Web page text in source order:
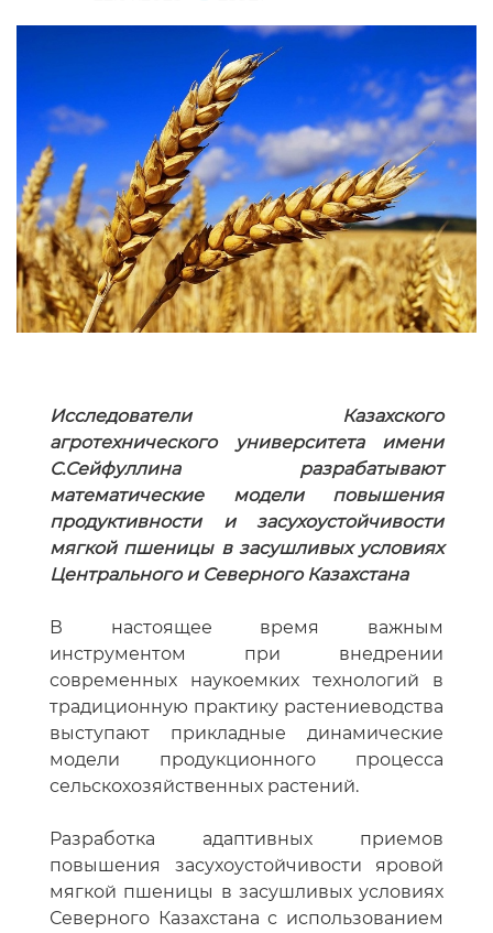
Исследователи Казахского
агротехнического университета имени
С.Сейфуллина разрабатывают
математические модели повышения
продуктивности и засухоустойчивости
мягкой пшеницы в засушливых условиях
Центрального и Северного Казахстана
В настоящее время важным
инструментом при внедрении
современных наукоемких технологий в
традиционную практику растениеводства
выступают прикладные динамические
модели продукционного процесса
сельскохозяйственных растений.
Разработка адаптивных приемов
повышения засухоустойчивости яровой
мягкой пшеницы в засушливых условиях
Северного Казахстана с использованием